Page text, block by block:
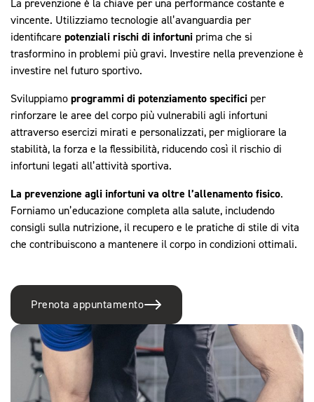
La prevenzione è la chiave per una performance costante e
vincente. Utilizziamo tecnologie all’avanguardia per
identificare potenziali rischi di infortuni prima che si
trasformino in problemi più gravi. Investire nella prevenzione è
investire nel futuro sportivo.
Sviluppiamoprogrammi di potenziamento specifici per
rinforzare le aree del corpo più vulnerabili agli infortuni
attraverso esercizi mirati e personalizzati, per migliorare la
stabilità, la forza e la flessibilità, riducendo così il rischio di
infortuni legati all’attività sportiva.
La prevenzione agli infortuni va oltre l’allenamento fisico.
Forniamo un’educazione completa alla salute, includendo
consigli sulla nutrizione, il recupero e le pratiche di stile di vita
che contribuiscono a mantenere il corpo in condizioni ottimali.
Prenota appuntamento